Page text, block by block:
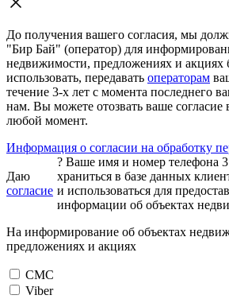
До получения вашего согласия, мы
"Бир Бай" (оператор) для
недвижимости, предложениях и акциях
использовать, передавать операторам
течение 3-х лет с момента последнего
нам. Вы можете отозвать ваше согласие
любой момент.
Информация о согласии на обработку
Даю
согласие
? Ваше имя и номер телефона 3
храниться в базе данных
и использоваться для
информации об объектах
На информирование об объектах
предложениях и акциях
СМС
Viber